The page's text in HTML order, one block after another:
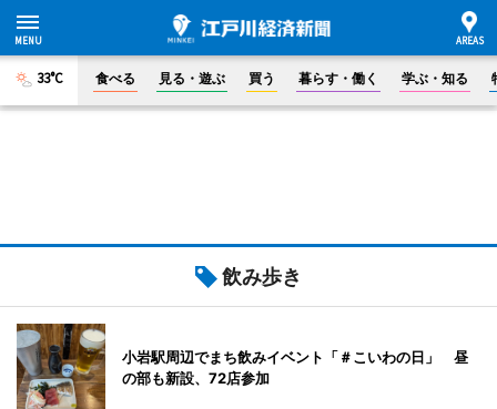
33°C 食べる 見る・遊ぶ 買う 暮らす・働く 学ぶ・知る
飲み歩き
小岩駅周辺でまち飲みイベント「＃こいわの日」 昼
の部も新設、72店参加